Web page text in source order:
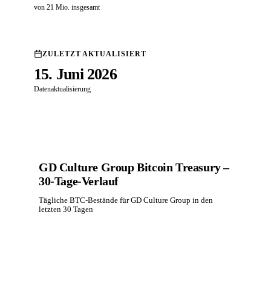
von 21 Mio. insgesamt
ZULETZT AKTUALISIERT
15. Juni 2026
Datenaktualisierung
GD Culture Group Bitcoin Treasury –
30-Tage-Verlauf
Tägliche BTC-Bestände für GD Culture Group in den
letzten 30 Tagen